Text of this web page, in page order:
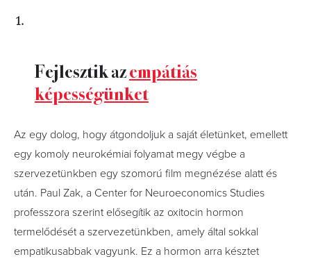
Fejlesztik azempátiás
képességünket
Az egy dolog, hogy átgondoljuk a saját életünket, emellett
egy komoly neurokémiai folyamat megy végbe a
szervezetünkben egy szomorú film megnézése alatt és
után. Paul Zak, a Center for Neuroeconomics Studies
professzora szerint elősegítik az oxitocin hormon
termelődését a szervezetünkben, amely által sokkal
empatikusabbak vagyunk. Ez a hormon arra késztet